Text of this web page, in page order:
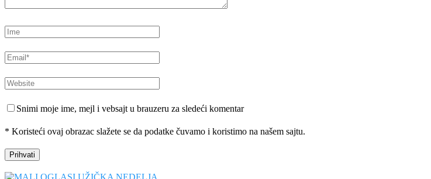
Snimi moje ime, mejl i vebsajt u brauzeru za sledeći komentar
* Koristeći ovaj obrazac slažete se da podatke čuvamo i koristimo na našem sajtu.